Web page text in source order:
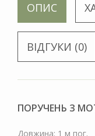
ОПИС
ВІДГУКИ (0)
ПОРУЧЕНЬ З
Довжина: 1 м пог.